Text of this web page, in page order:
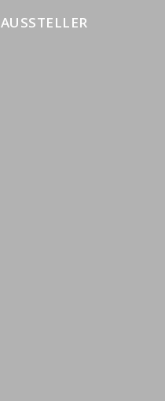
AUSSTELLER